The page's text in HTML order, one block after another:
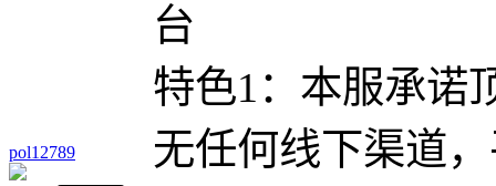
pol12789
台
特色1：本服承诺
无任何线下渠道